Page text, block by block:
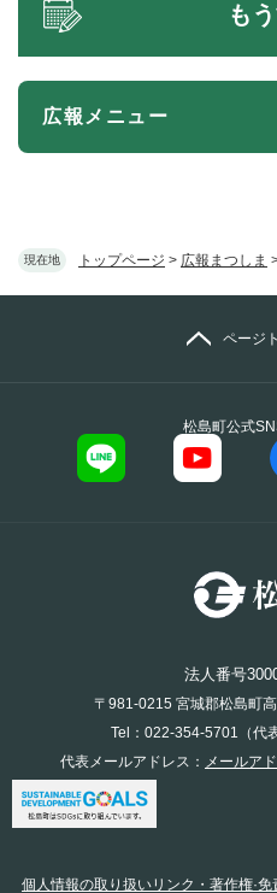
現在地 トップページ > 広報まつしま
も
広報メニュー
松島町公式
ページ
法人番号
〒981-0215 宮城郡松島町
Tel：022-354-5701（代
代表メールアドレス： メールア
個人情報の取り扱いリンク・著作権·免